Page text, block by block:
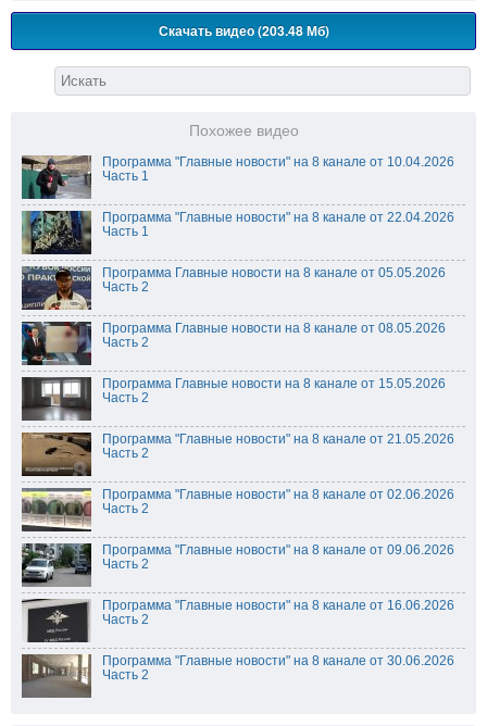
Скачать видео (203.48 Мб)
Похожее видео
Программа "Главные новости" на 8 канале от 10.04.2026
Часть 1
Программа "Главные новости" на 8 канале от 22.04.2026
Часть 1
Программа Главные новости на 8 канале от 05.05.2026
Часть 2
Программа Главные новости на 8 канале от 08.05.2026
Часть 2
Программа Главные новости на 8 канале от 15.05.2026
Часть 2
Программа "Главные новости" на 8 канале от 21.05.2026
Часть 2
Программа "Главные новости" на 8 канале от 02.06.2026
Часть 2
Программа "Главные новости" на 8 канале от 09.06.2026
Часть 2
Программа "Главные новости" на 8 канале от 16.06.2026
Часть 2
Программа "Главные новости" на 8 канале от 30.06.2026
Часть 2